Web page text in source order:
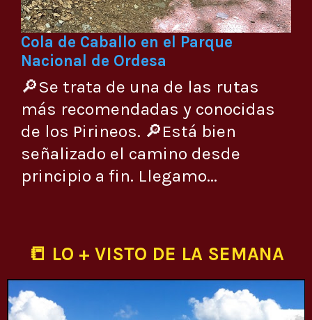
Cola de Caballo en el Parque
Nacional de Ordesa
🔎Se trata de una de las rutas
más recomendadas y conocidas
de los Pirineos. 🔎Está bien
señalizado el camino desde
principio a fin. Llegamo...
📒 LO + VISTO DE LA SEMANA